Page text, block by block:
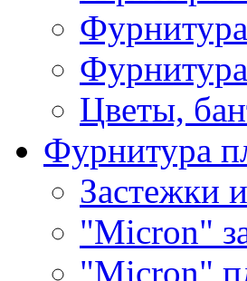
Цветы,
Фурнитура
Застежки
"Micron"
"Micron"